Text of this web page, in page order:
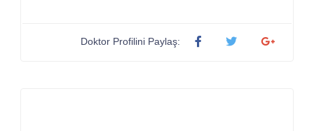
Doktor Profilini Paylaş: